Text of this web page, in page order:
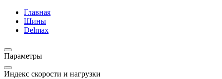
Главная
Шины
Delmax
Параметры
Индекс скорости и нагрузки